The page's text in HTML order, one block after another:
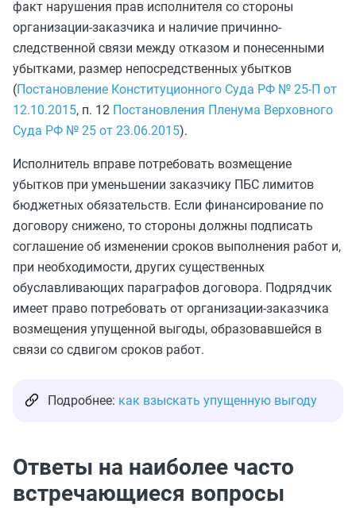
факт нарушения прав исполнителя со стороны
организации-заказчика и наличие причинно-
следственной связи между отказом и понесенными
убытками, размер непосредственных убытков
(Постановление Конституционного Суда РФ № 25-П от
12.10.2015, п. 12 Постановления Пленума Верховного
Суда РФ № 25 от 23.06.2015).
Исполнитель вправе потребовать возмещение
убытков при уменьшении заказчику ПБС лимитов
бюджетных обязательств. Если финансирование по
договору снижено, то стороны должны подписать
соглашение об изменении сроков выполнения работ и,
при необходимости, других существенных
обуславливающих параграфов договора. Подрядчик
имеет право потребовать от организации-заказчика
возмещения упущенной выгоды, образовавшейся в
связи со сдвигом сроков работ.
Подробнее: как взыскать упущенную выгоду
Ответы на наиболее часто
встречающиеся вопросы